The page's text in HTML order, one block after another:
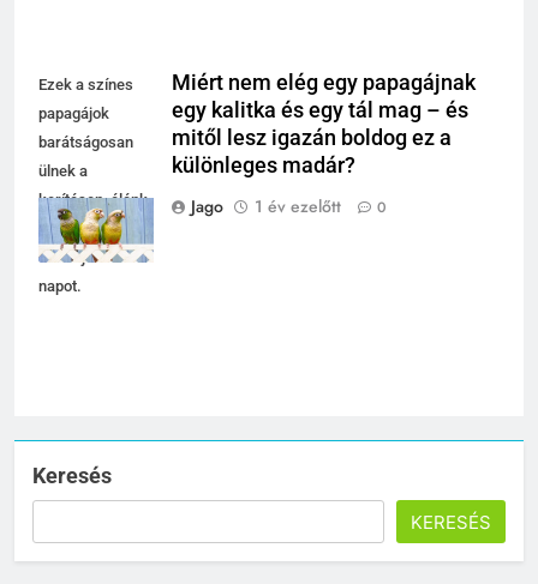
Ezek a színes
papagájok
barátságosan
ülnek a
kerítésen, élénk
színeikkel
feldobják a
napot.
Miért nem elég egy papagájnak
egy kalitka és egy tál mag – és
mitől lesz igazán boldog ez a
különleges madár?
Jago
1 év ezelőtt 0
Keresés
KERESÉS